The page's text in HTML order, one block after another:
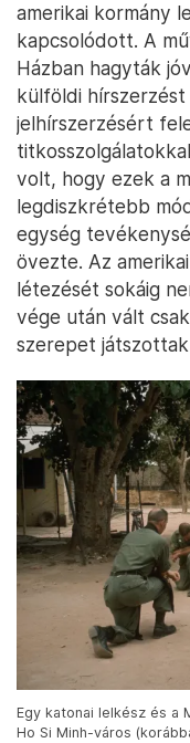
amerikai kormány
kapcsolódott. A
Házban hagyták
külföldi
jelhírszerzésért
volt, hogy ezek a
legdiszkrétebb
egység
övezte. Az
létezését sokáig
vége után vált
szerepet
Egy katonai lelkész és a
Ho Si Minh-város